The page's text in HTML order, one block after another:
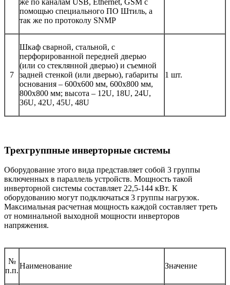
же по каналам USB, Ethernet, GSM с
помощью специального ПО Штиль, а
так же по протоколу SNMP
7
Шкаф сварной, стальной, с
перфорированной передней дверью
(или со стеклянной дверью) и съемной
задней стенкой (или дверью), габариты
основания – 600х600 мм, 600х800 мм,
800х800 мм; высота – 12U, 18U, 24U,
36U, 42U, 45U, 48U
1 шт.
Трехгруппные инверторные системы
Оборудование этого вида представляет собой 3 группы
включенных в параллель устройств. Мощность такой
инверторной системы составляет 22,5-144 кВт. К
оборудованию могут подключаться 3 группы нагрузок.
Максимальная расчетная мощность каждой составляет треть
от номинальной выходной мощности инверторов
напряжения.
№
п.п.
Наименование Значение